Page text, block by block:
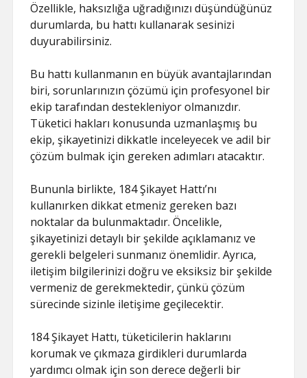
Özellikle, haksızlığa uğradığınızı düşündüğünüz
durumlarda, bu hattı kullanarak sesinizi
duyurabilirsiniz.
Bu hattı kullanmanın en büyük avantajlarından
biri, sorunlarınızın çözümü için profesyonel bir
ekip tarafından destekleniyor olmanızdır.
Tüketici hakları konusunda uzmanlaşmış bu
ekip, şikayetinizi dikkatle inceleyecek ve adil bir
çözüm bulmak için gereken adımları atacaktır.
Bununla birlikte, 184 Şikayet Hattı’nı
kullanırken dikkat etmeniz gereken bazı
noktalar da bulunmaktadır. Öncelikle,
şikayetinizi detaylı bir şekilde açıklamanız ve
gerekli belgeleri sunmanız önemlidir. Ayrıca,
iletişim bilgilerinizi doğru ve eksiksiz bir şekilde
vermeniz de gerekmektedir, çünkü çözüm
sürecinde sizinle iletişime geçilecektir.
184 Şikayet Hattı, tüketicilerin haklarını
korumak ve çıkmaza girdikleri durumlarda
yardımcı olmak için son derece değerli bir